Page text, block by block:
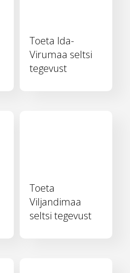
Toeta Ida-
Virumaa seltsi
tegevust
Toeta
Viljandimaa
seltsi tegevust